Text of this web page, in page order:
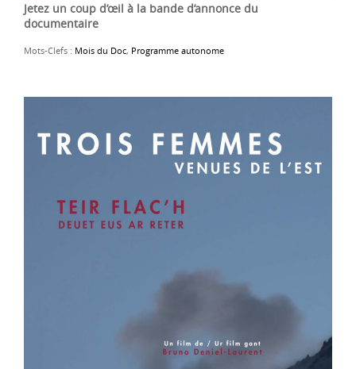
Jetez un coup d’œil à la bande d’annonce du
documentaire
Mots-Clefs : Mois du Doc, Programme autonome